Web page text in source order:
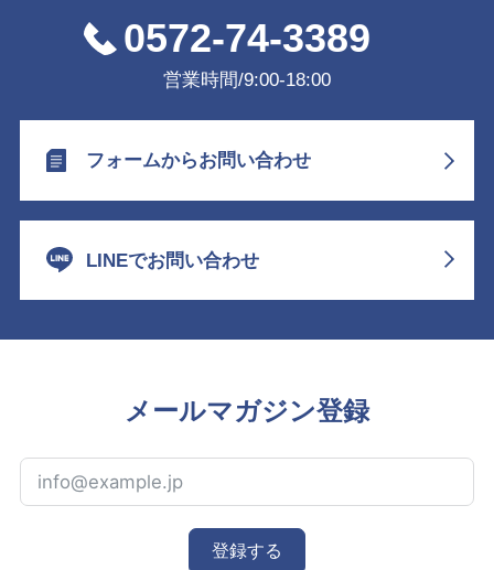
0572-74-3389
営業時間/9:00-18:00
フォームからお問い合わせ
LINEでお問い合わせ
メールマガジン登録
登録する